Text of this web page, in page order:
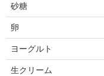
砂糖
卵
ヨーグルト
生クリーム